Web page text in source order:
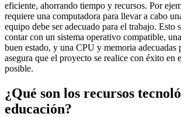
eficiente, ahorrando tiempo y recursos. Por
requiere una computadora para llevar a cabo
equipo debe ser adecuado para el trabajo. Esto
contar con un sistema operativo compatible,
buen estado, y una CPU y memoria adecuadas
asegura que el proyecto se realice con éxito en
posible.
¿Qué son los recursos
educación?